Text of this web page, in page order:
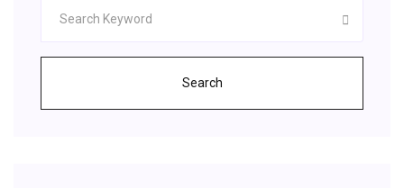
Search